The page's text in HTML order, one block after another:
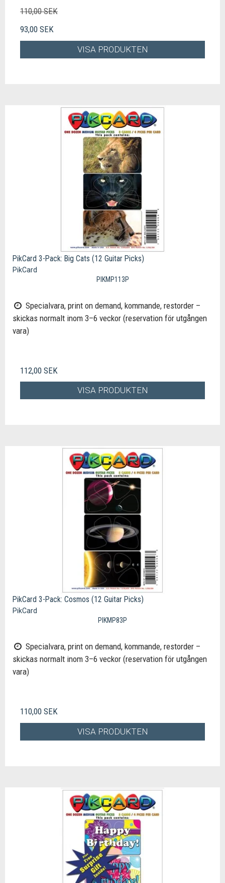
110,00 SEK
93,00 SEK
VISA PRODUKTEN
PikCard 3-Pack: Big Cats (12 Guitar Picks)
PikCard
PIKMP113P
Specialvara, print on demand, kommande, restorder –
skickas normalt inom 3–6 veckor (reservation för utgången
vara)
112,00 SEK
VISA PRODUKTEN
PikCard 3-Pack: Cosmos (12 Guitar Picks)
PikCard
PIKMP83P
Specialvara, print on demand, kommande, restorder –
skickas normalt inom 3–6 veckor (reservation för utgången
vara)
110,00 SEK
VISA PRODUKTEN